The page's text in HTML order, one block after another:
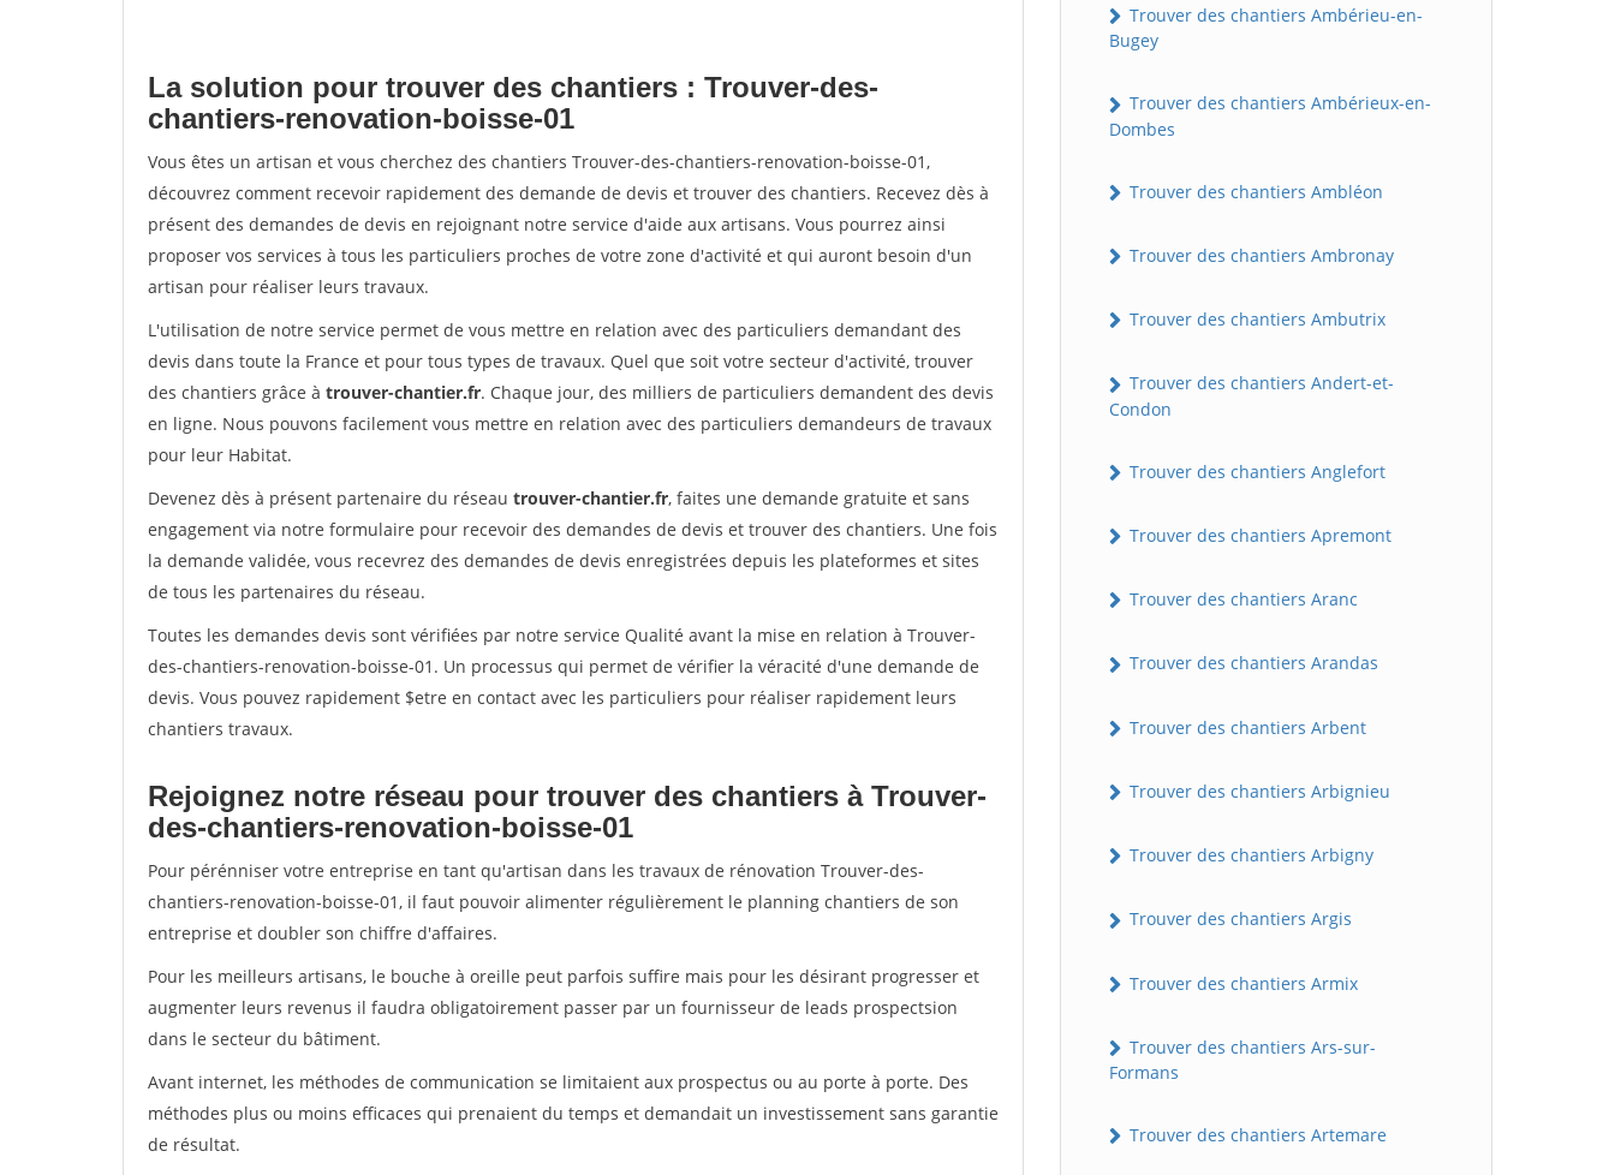
La solution pour trouver des chantiers : Trouver-des-
chantiers-renovation-boisse-01
Vous êtes un artisan et vous cherchez des chantiers Trouver-des-chantiers-renovation-boisse-01,
découvrez comment recevoir rapidement des demande de devis et trouver des chantiers. Recevez dès à
présent des demandes de devis en rejoignant notre service d'aide aux artisans. Vous pourrez ainsi
proposer vos services à tous les particuliers proches de votre zone d'activité et qui auront besoin d'un
artisan pour réaliser leurs travaux.
L'utilisation de notre service permet de vous mettre en relation avec des particuliers demandant des
devis dans toute la France et pour tous types de travaux. Quel que soit votre secteur d'activité, trouver
des chantiers grâce à trouver-chantier.fr. Chaque jour, des milliers de particuliers demandent des devis
en ligne. Nous pouvons facilement vous mettre en relation avec des particuliers demandeurs de travaux
pour leur Habitat.
Devenez dès à présent partenaire du réseau trouver-chantier.fr, faites une demande gratuite et sans
engagement via notre formulaire pour recevoir des demandes de devis et trouver des chantiers. Une fois
la demande validée, vous recevrez des demandes de devis enregistrées depuis les plateformes et sites
de tous les partenaires du réseau.
Toutes les demandes devis sont vérifiées par notre service Qualité avant la mise en relation à Trouver-
des-chantiers-renovation-boisse-01. Un processus qui permet de vérifier la véracité d'une demande de
devis. Vous pouvez rapidement $etre en contact avec les particuliers pour réaliser rapidement leurs
chantiers travaux.
Rejoignez notre réseau pour trouver des chantiers à Trouver-
des-chantiers-renovation-boisse-01
Pour pérénniser votre entreprise en tant qu'artisan dans les travaux de rénovation Trouver-des-
chantiers-renovation-boisse-01, il faut pouvoir alimenter régulièrement le planning chantiers de son
entreprise et doubler son chiffre d'affaires.
Pour les meilleurs artisans, le bouche à oreille peut parfois suffire mais pour les désirant progresser et
augmenter leurs revenus il faudra obligatoirement passer par un fournisseur de leads prospectsion
dans le secteur du bâtiment.
Avant internet, les méthodes de communication se limitaient aux prospectus ou au porte à porte. Des
méthodes plus ou moins efficaces qui prenaient du temps et demandait un investissement sans garantie
de résultat.
Trouver des chantiers Ambérieu-en-
Bugey
Trouver des chantiers Ambérieux-en-
Dombes
Trouver des chantiers Ambléon
Trouver des chantiers Ambronay
Trouver des chantiers Ambutrix
Trouver des chantiers Andert-et-
Condon
Trouver des chantiers Anglefort
Trouver des chantiers Apremont
Trouver des chantiers Aranc
Trouver des chantiers Arandas
Trouver des chantiers Arbent
Trouver des chantiers Arbignieu
Trouver des chantiers Arbigny
Trouver des chantiers Argis
Trouver des chantiers Armix
Trouver des chantiers Ars-sur-
Formans
Trouver des chantiers Artemare